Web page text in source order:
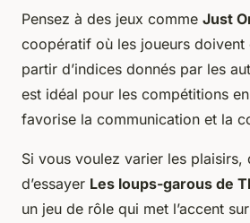
Pensez à des jeux comme Just
coopératif où les joueurs doivent
partir d’indices donnés par les
est idéal pour les compétitions
favorise la communication et la
Si vous voulez varier les plaisirs,
d’essayer Les loups-garous de
un jeu de rôle qui met l’accent